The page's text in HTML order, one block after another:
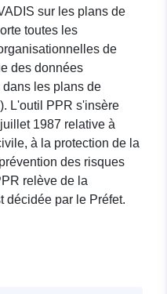
sur les plans de
toutes les
de
des données
les plans de
L'outil PPR s'insère
1987 relative à
à la protection de la
des risques
relève de la
décidée par le Préfet.